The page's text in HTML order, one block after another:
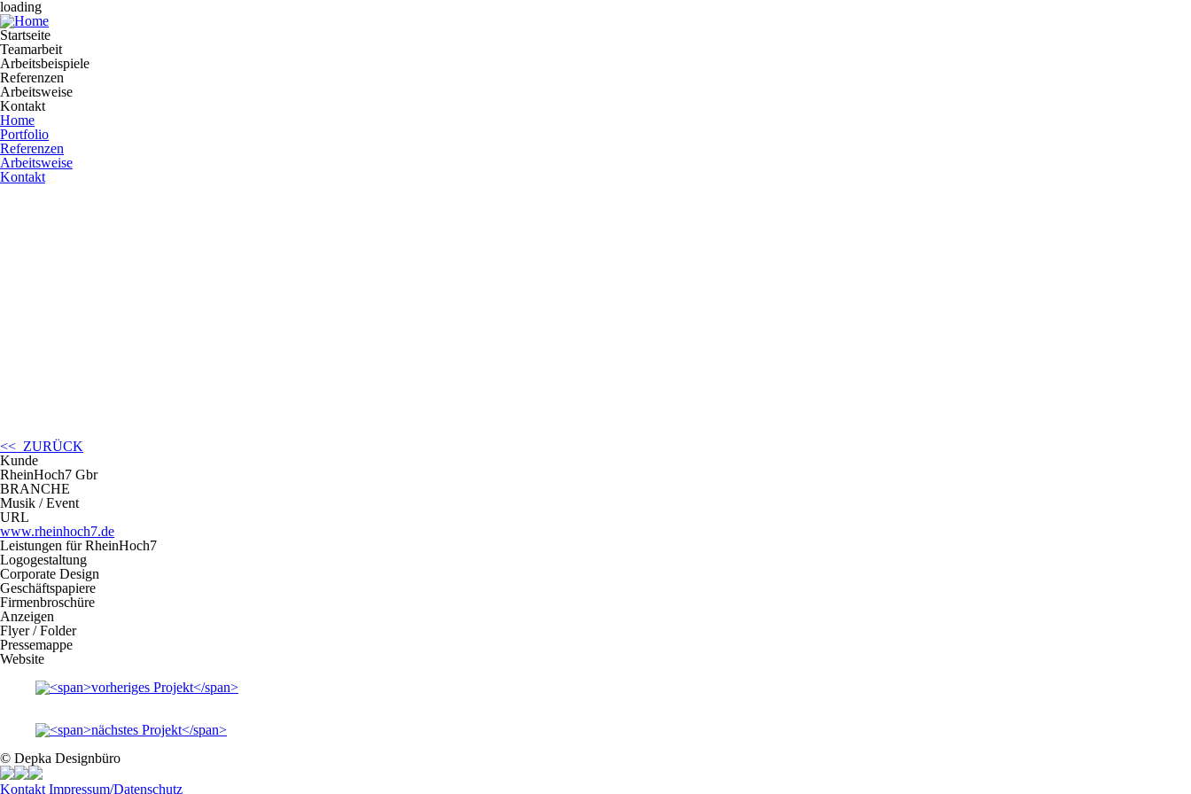
loading
Startseite
Teamarbeit
Arbeitsbeispiele
Referenzen
Arbeitsweise
Kontakt
Home
Portfolio
Referenzen
Arbeitsweise
Kontakt
<< ZURÜCK
Kunde
RheinHoch7 Gbr
BRANCHE
Musik / Event
URL
www.rheinhoch7.de
Leistungen für RheinHoch7
Logogestaltung
Corporate Design
Geschäftspapiere
Firmenbroschüre
Anzeigen
Flyer / Folder
Pressemappe
Website
© Depka Designbüro
Kontakt Impressum/Datenschutz